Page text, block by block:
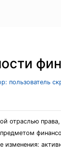
пользователь
отраслью